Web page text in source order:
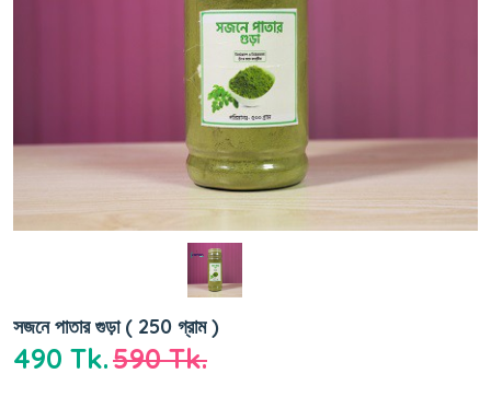
সজনে পাতার গুড়া ( 250 গ্রাম )
490 Tk.590 Tk.